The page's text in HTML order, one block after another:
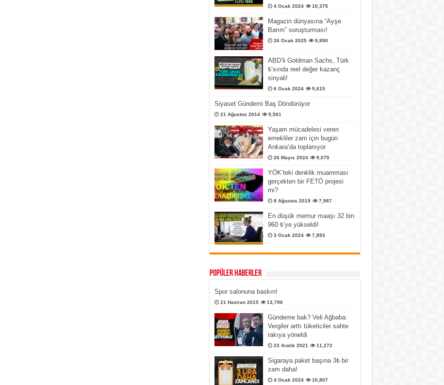
4 Ocak 2024 10,375
Magazin dünyasına “Ayşe
Barım” soruşturması!
26 Ocak 2025 9,890
ABD’li Goldman Sachs, Türk
₺’sında reel değer kazanç
sinyali!
6 Ocak 2024 9,615
Siyaset Gündemi Baş Döndürüyor
21 Ağustos 2014 9,561
Yaşam mücadelesi veren
emekliler zam için bugün
Ankara’da toplanıyor
26 Mayıs 2024 9,075
YÖK’teki denklik muamması
gerçekten bir FETÖ projesi
mi?
8 Ağustos 2019 7,987
En düşük memur maaşı 32 bin
960 ₺’ye yükseldi!
3 Ocak 2024 7,893
Popüler Haberler
Spor salonuna baskın!
21 Haziran 2015 13,796
Gündeme bak? Veli Ağbaba:
Vergiler arttı tüketiciler sahte
rakıya yöneldi
23 Aralık 2021 11,272
Sigaraya paket başına 3₺ bir
zam daha!
4 Ocak 2024 10,807